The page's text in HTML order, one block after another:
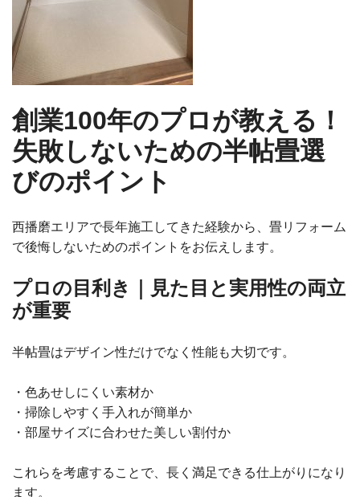
創業100年のプロが教える！
失敗しないための半帖畳選
びのポイント
西播磨エリアで長年施工してきた経験から、畳リフォーム
で後悔しないためのポイントをお伝えします。
プロの目利き｜見た目と実用性の両立
が重要
半帖畳はデザイン性だけでなく性能も大切です。
・色あせしにくい素材か
・掃除しやすく手入れが簡単か
・部屋サイズに合わせた美しい割付か
これらを考慮することで、長く満足できる仕上がりになり
ます。